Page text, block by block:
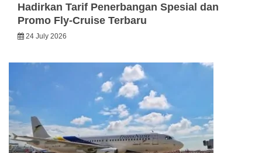
Hadirkan Tarif Penerbangan Spesial dan
Promo Fly-Cruise Terbaru
24 July 2026